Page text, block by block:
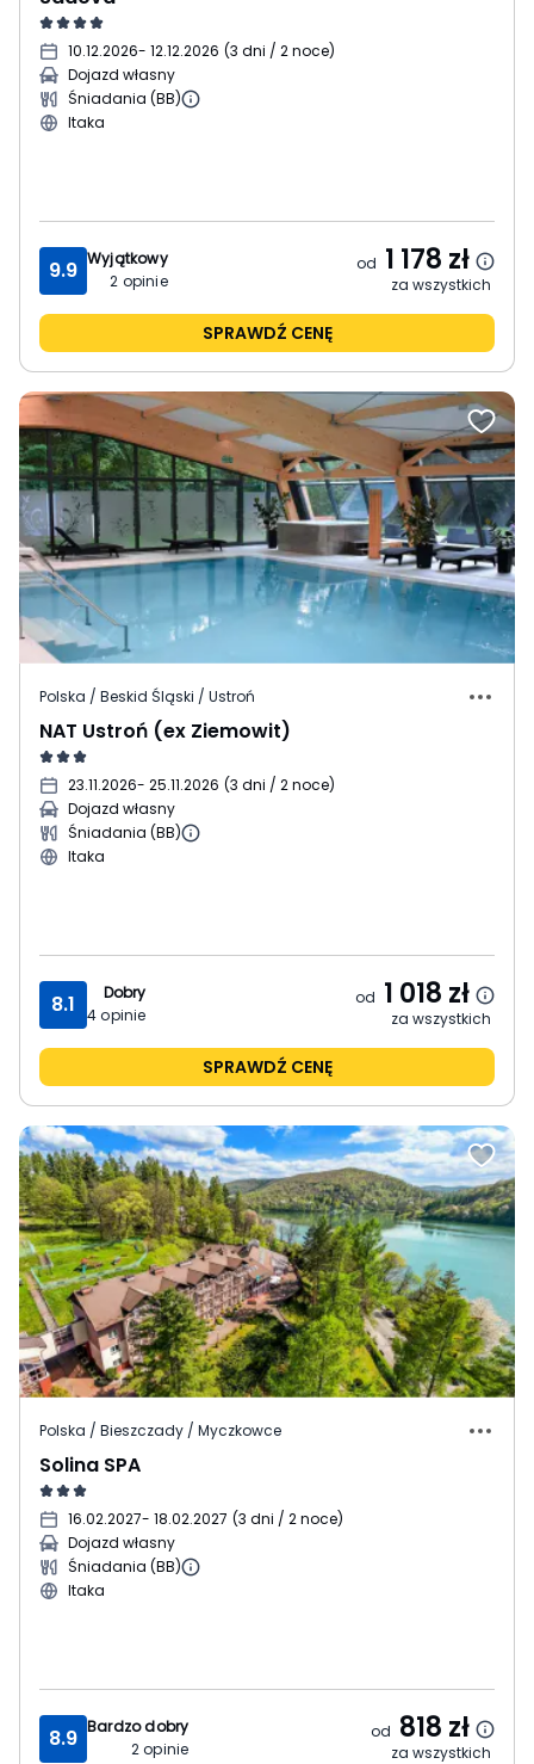
10.12.2026- 12.12.2026 (3 dni / 2 noce)
Dojazd własny
Śniadania (BB)
Itaka
9.9 Wyjątkowy
2 opinie
od 1 178 zł
za wszystkich
SPRAWDŹ CENĘ
Polska / Beskid Śląski / Ustroń
NAT Ustroń (ex Ziemowit)
23.11.2026- 25.11.2026 (3 dni / 2 noce)
Dojazd własny
Śniadania (BB)
Itaka
8.1
Dobry
4 opinie
od 1 018 zł
za wszystkich
SPRAWDŹ CENĘ
Polska / Bieszczady / Myczkowce
Solina SPA
16.02.2027- 18.02.2027 (3 dni / 2 noce)
Dojazd własny
Śniadania (BB)
Itaka
8.9 Bardzo dobry
2opinie
od 818 zł
za wszystkich